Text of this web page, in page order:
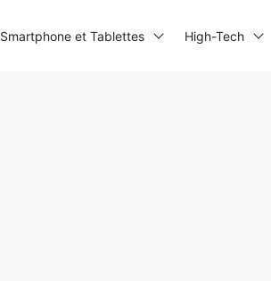
Smartphone et Tablettes High-Tech